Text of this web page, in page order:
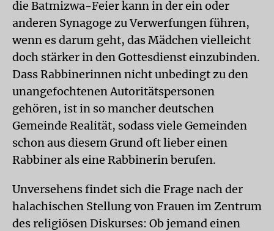
die Batmizwa-Feier kann in der ein oder
anderen Synagoge zu Verwerfungen führen,
wenn es darum geht, das Mädchen vielleicht
doch stärker in den Gottesdienst einzubinden.
Dass Rabbinerinnen nicht unbedingt zu den
unangefochtenen Autoritätspersonen
gehören, ist in so mancher deutschen
Gemeinde Realität, sodass viele Gemeinden
schon aus diesem Grund oft lieber einen
Rabbiner als eine Rabbinerin berufen.
Unversehens findet sich die Frage nach der
halachischen Stellung von Frauen im Zentrum
des religiösen Diskurses: Ob jemand einen